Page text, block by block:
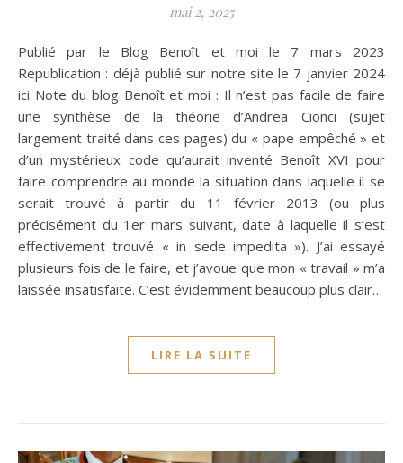
mai 2, 2025
Publié par le Blog Benoît et moi le 7 mars 2023
Republication : déjà publié sur notre site le 7 janvier 2024
ici Note du blog Benoît et moi : Il n’est pas facile de faire
une synthèse de la théorie d’Andrea Cionci (sujet
largement traité dans ces pages) du « pape empêché » et
d’un mystérieux code qu’aurait inventé Benoît XVI pour
faire comprendre au monde la situation dans laquelle il se
serait trouvé à partir du 11 février 2013 (ou plus
précisément du 1er mars suivant, date à laquelle il s’est
effectivement trouvé « in sede impedita »). J’ai essayé
plusieurs fois de le faire, et j’avoue que mon « travail » m’a
laissée insatisfaite. C’est évidemment beaucoup plus clair…
LIRE LA SUITE